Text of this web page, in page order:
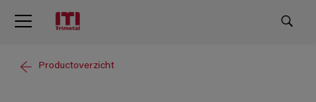
Productoverzicht